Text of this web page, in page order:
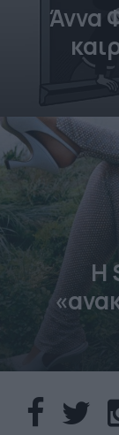
Άννα
Η